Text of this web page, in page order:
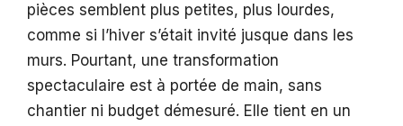
pièces semblent plus petites, plus lourdes,
comme si l’hiver s’était invité jusque dans les
murs. Pourtant, une transformation
spectaculaire est à portée de main, sans
chantier ni budget démesuré. Elle tient en un